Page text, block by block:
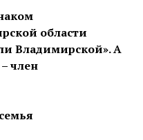
области
Владимирской». А
член